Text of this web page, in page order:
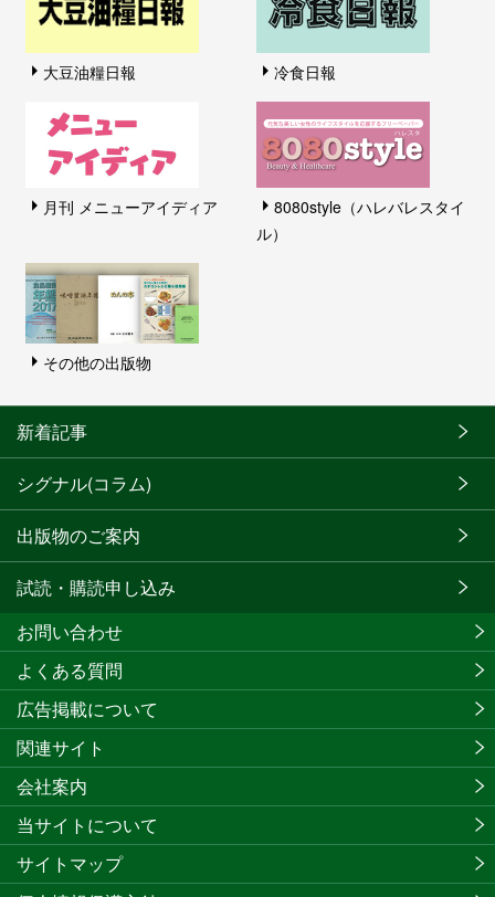
大豆油糧日報 冷食日報
月刊 メニューアイディア
8080style（ハレバレスタイ
ル）
その他の出版物
新着記事
シグナル(コラム)
出版物のご案内
試読・購読申し込み
お問い合わせ
よくある質問
広告掲載について
関連サイト
会社案内
当サイトについて
サイトマップ